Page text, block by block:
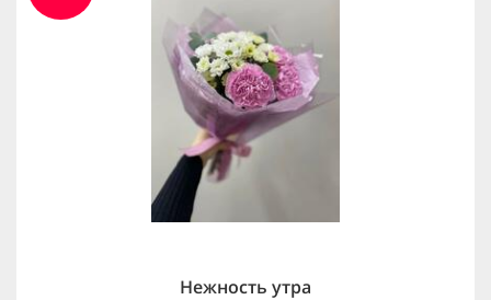
Нежность утра